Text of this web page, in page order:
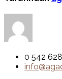
0 542